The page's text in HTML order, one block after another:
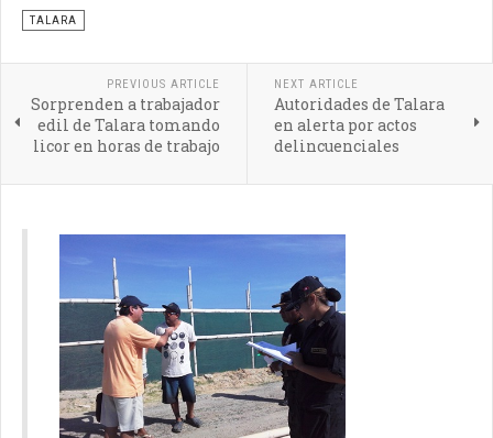
TALARA
PREVIOUS ARTICLE
Sorprenden a trabajador
edil de Talara tomando
licor en horas de trabajo
NEXT ARTICLE
Autoridades de Talara
en alerta por actos
delincuenciales